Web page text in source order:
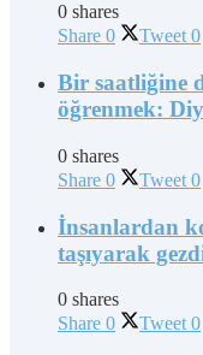
0 shares
Share 0 Tweet 0
Bir saatliğine
öğrenmek:
0 shares
Share 0 Tweet 0
İnsanlardan
taşıyarak
0 shares
Share 0 Tweet 0